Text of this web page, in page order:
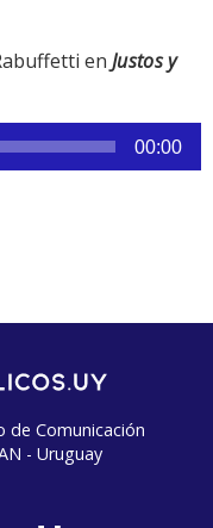
en Justos y
00:00
de Comunicación
- Uruguay